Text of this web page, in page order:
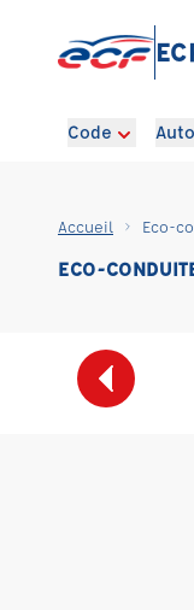
Code Auto
Accueil Eco-
ECO-